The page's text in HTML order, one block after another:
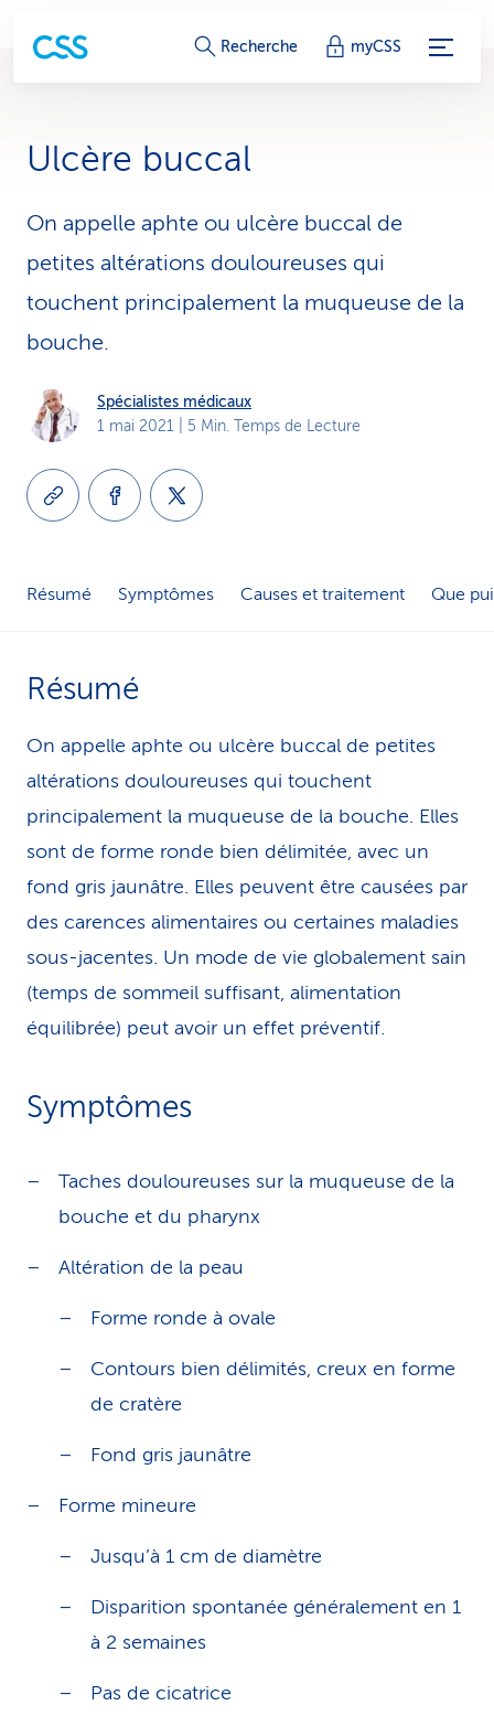
L
s
d
e
e
r
v
Recherche myCSS
Ulcère buccal
On appelle aphte ou ulcère buccal de
petites altérations douloureuses qui
touchent principalement la muqueuse de la
bouche.
Spécialistes médicaux
1 mai 2021 | 5 Min. Temps de Lecture
Résumé Symptômes Causes et traitement Que
Résumé
On appelle aphte ou ulcère buccal de petites
altérations douloureuses qui touchent
principalement la muqueuse de la bouche. Elles
sont de forme ronde bien délimitée, avec un
fond gris jaunâtre. Elles peuvent être causées par
des carences alimentaires ou certaines maladies
sous-jacentes. Un mode de vie globalement sain
(temps de sommeil suffisant, alimentation
équilibrée) peut avoir un effet préventif.
Symptômes
Taches douloureuses sur la muqueuse de la
bouche et du pharynx
Altération de la peau
Forme ronde à ovale
Contours bien délimités, creux en forme
de cratère
Fond gris jaunâtre
Forme mineure
Jusqu’à 1 cm de diamètre
Disparition spontanée généralement en 1
à 2 semaines
Pas de cicatrice